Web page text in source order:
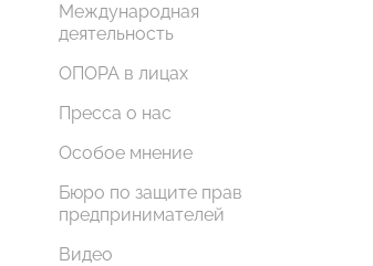
Международная
деятельность
ОПОРА в лицах
Пресса о нас
Особое мнение
Бюро по защите прав
предпринимателей
Видео